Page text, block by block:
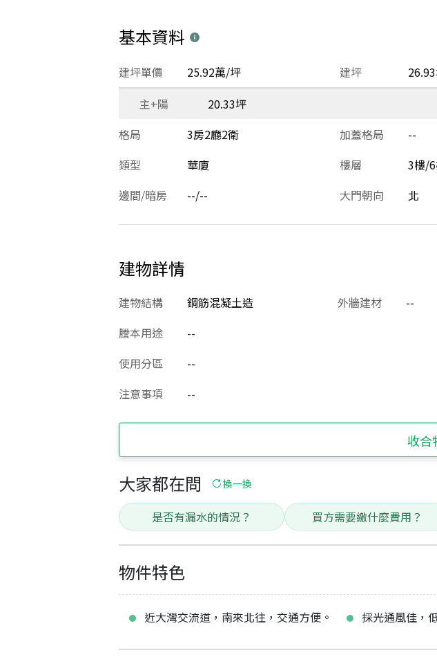
基本資料
建坪
建坪單價 25.92萬/坪
主+陽
20.33坪
格局
3房2廳2衛 加蓋格局 --
類型
華廈 樓層 3樓/
邊間/暗房
--/-- 大門朝向 北
建物詳情
建物結構 鋼筋混凝土造 外牆建材 --
謄本用途
--
使用分區
--
注意事項
--
收合
大家都在問 換一換
是否有漏水的情況？ 買方需要繳什麼費用？
物件特色
近大灣交流道，南來北往，交通方便。 採光通風佳，